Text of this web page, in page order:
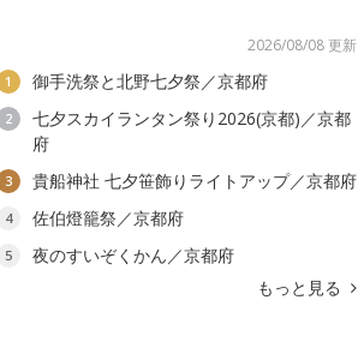
2026/08/08 更新
1 御手洗祭と北野七夕祭／京都府
2
七夕スカイランタン祭り2026(京都)／京都
府
3 貴船神社 七夕笹飾りライトアップ／京都府
4 佐伯燈籠祭／京都府
5
夜のすいぞくかん／京都府
もっと見る